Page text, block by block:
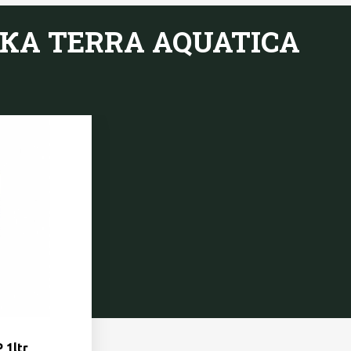
TERRA AQUATICA
1ltr